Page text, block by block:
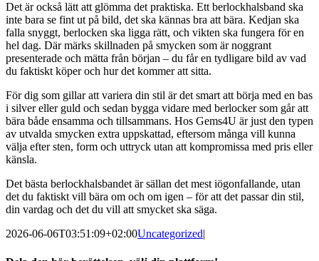
Det är också lätt att glömma det praktiska. Ett berlockhalsband ska
inte bara se fint ut på bild, det ska kännas bra att bära. Kedjan ska
falla snyggt, berlocken ska ligga rätt, och vikten ska fungera för en
hel dag. Där märks skillnaden på smycken som är noggrant
presenterade och mätta från början – du får en tydligare bild av vad
du faktiskt köper och hur det kommer att sitta.
För dig som gillar att variera din stil är det smart att börja med en bas
i silver eller guld och sedan bygga vidare med berlocker som går att
bära både ensamma och tillsammans. Hos Gems4U är just den typen
av utvalda smycken extra uppskattad, eftersom många vill kunna
välja efter sten, form och uttryck utan att kompromissa med pris eller
känsla.
Det bästa berlockhalsbandet är sällan det mest iögonfallande, utan
det du faktiskt vill bära om och om igen – för att det passar din stil,
din vardag och det du vill att smycket ska säga.
2026-06-06T03:51:09+02:00Uncategorized|